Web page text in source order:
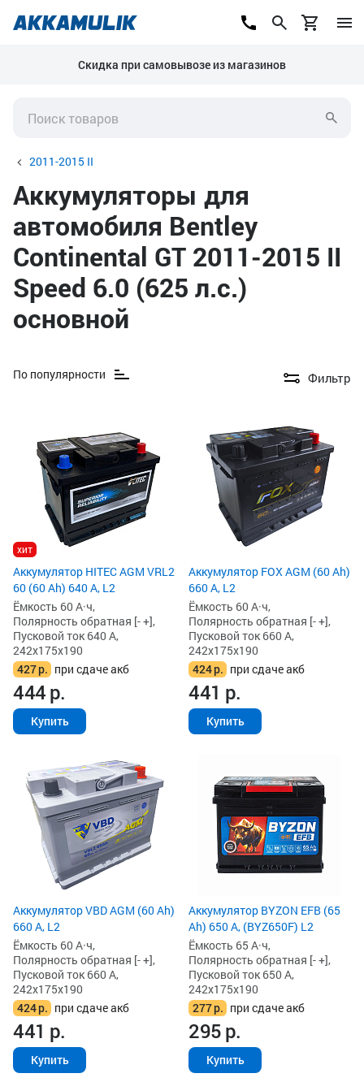
Скидка при самовывозе из магазинов
2011-2015 II
Аккумуляторы для
автомобиля Bentley
Continental GT 2011-2015 II
Speed 6.0 (625 л.с.)
основной
По популярности Фильтр
хит
Аккумулятор HITEC AGM VRL2
60 (60 Ah) 640 А, L2
Ёмкость 60 А·ч,
Полярность обратная [- +],
Пусковой ток 640 А,
242x175x190
427р. при сдаче акб
444р.
Купить
Аккумулятор FOX AGM (60 Ah)
660 А, L2
Ёмкость 60 А·ч,
Полярность обратная [- +],
Пусковой ток 660 А,
242x175x190
424р. при сдаче акб
441 р.
Купить
Аккумулятор VBD AGM (60 Ah)
660 А, L2
Ёмкость 60 А·ч,
Полярность обратная [- +],
Пусковой ток 660 А,
242x175x190
424р. при сдаче акб
441 р.
Купить
Аккумулятор BYZON EFB (65
Ah) 650 А, (BYZ650F) L2
Ёмкость 65 А·ч,
Полярность обратная [- +],
Пусковой ток 650 А,
242x175x190
277р. при сдаче акб
295р.
Купить